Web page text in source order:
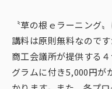
〝草の根ｅラーニング
講料は原則無料なので
商工会議所が提供する
グラムに付き5,000円が